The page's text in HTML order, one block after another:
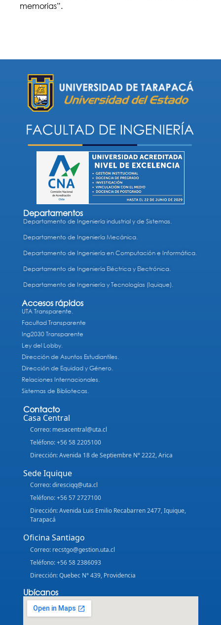
memorias”.
Departamentos
Departamento de Ingeniería industrial y de Sistemas.
Departamento de Ingeniería Mecánica.
Departamento de Ingeniería en Computación e Informática.
Departamento de Ingeniería Eléctrica y Electrónica.
Departamento de Ingeniería y Tecnologías (Iquique).
Accesos rápidos
UTA Transparente.
Facultad Transparente
Ing2030 Transparente
Ley del Lobby.
Dirección de Asuntos Estudiantiles.
Dirección de Equidad y Género.
Relaciones Internacionales.
Sistemas de Bibliotecas.
Contacto
Casa Central
Correo: mesacentral@uta.cl
Teléfono: +56 58 2205100
Dirección: Avenida 18 de Septiembre N° 2222, Arica
Sede Iquique
Correo: diresciqq@uta.cl
Teléfono: +56 57 2727100
Dirección: Avenida Luis Emilio Recabarren 2477, Iquique,
Tarapacá
Oficina Santiago
Correo: recstgo@gestion.uta.cl
Teléfono: +56 58 2386093
Dirección: Quebec N° 439, Providencia
Ubícanos